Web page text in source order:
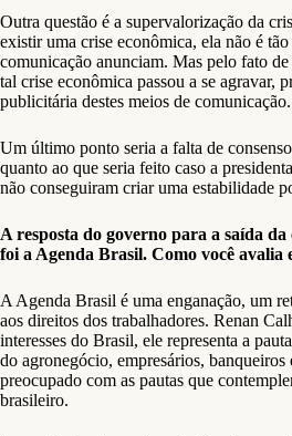
Outra questão é a supervalorização da
existir uma crise econômica, ela não é
comunicação anunciam. Mas pelo fato de
tal crise econômica passou a se agravar,
publicitária destes meios de comunicação.
Um último ponto seria a falta de
quanto ao que seria feito caso a
não conseguiram criar uma estabilidade
A resposta do governo para a saída
foi a Agenda Brasil. Como você avalia
A Agenda Brasil é uma enganação, um
aos direitos dos trabalhadores. Renan
interesses do Brasil, ele representa a
do agronegócio, empresários, banqueiros
preocupado com as pautas que
brasileiro.